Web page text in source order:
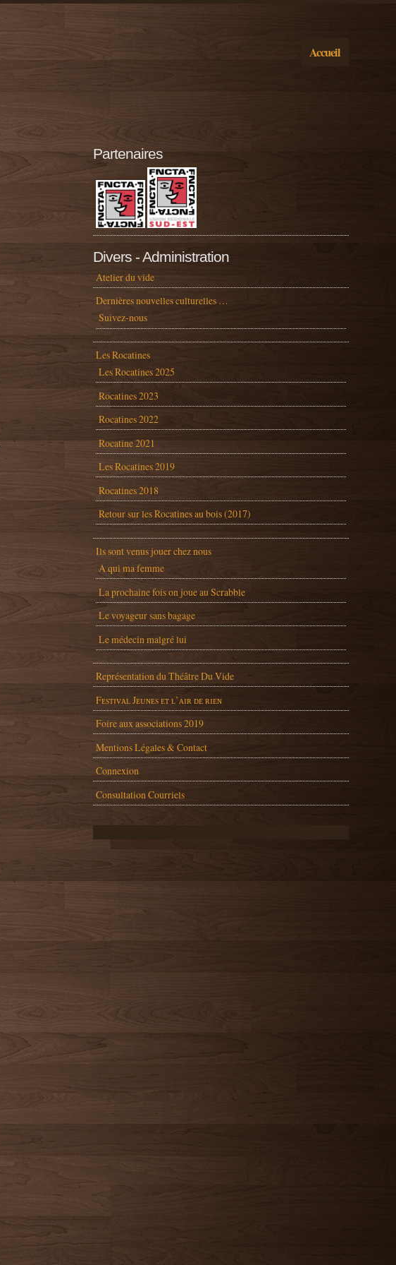
Accueil
Partenaires
Divers - Administration
Atelier du vide
Dernières nouvelles culturelles …
Suivez-nous
Les Rocatines
Les Rocatines 2025
Rocatines 2023
Rocatines 2022
Rocatine 2021
Les Rocatines 2019
Rocatines 2018
Retour sur les Rocatines au bois (2017)
Ils sont venus jouer chez nous
A qui ma femme
La prochaine fois on joue au Scrabble
Le voyageur sans bagage
Le médecin malgré lui
Représentation du Théâtre Du Vide
Fᴇsᴛɪᴠᴀʟ Jᴇᴜɴᴇs ᴇᴛ ʟ’ᴀɪʀ ᴅᴇ ʀɪᴇɴ
Foire aux associations 2019
Mentions Légales & Contact
Connexion
Consultation Courriels